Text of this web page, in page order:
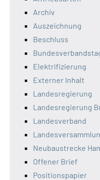
Archiv
Auszeichnung
Beschluss
Elektrifizierung
Externer Inhalt
Landesregierung
Landesregierung
Landesverband
Neubaustrecke
Offener Brief
Positionspapier